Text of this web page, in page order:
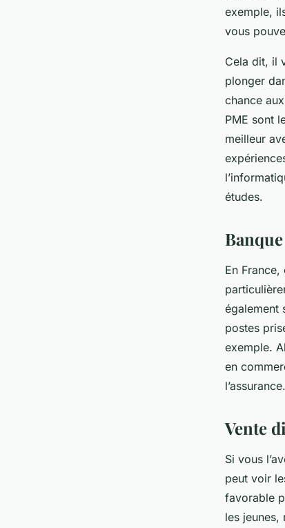
exemple,
vous
Cela dit, il
plonger
chance
PME sont
meilleur
études.
En
également
postes
exemple.
en
l’assurance.
Vente
Si vous
peut voir
favorable
les jeunes,